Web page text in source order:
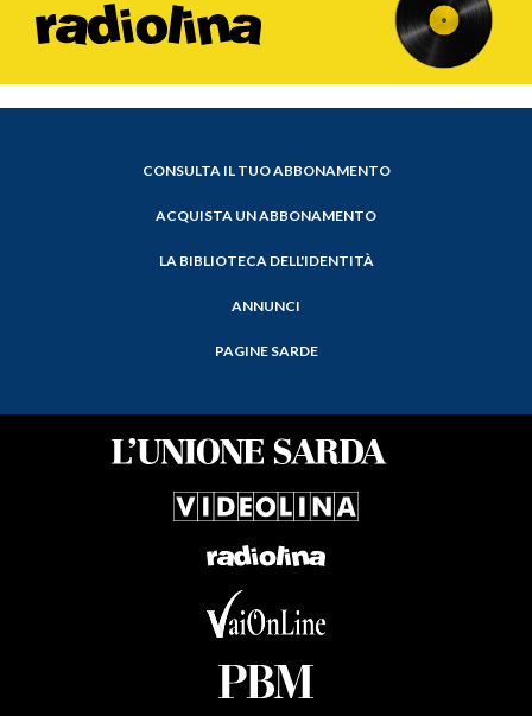
CONSULTA IL TUO ABBONAMENTO
ACQUISTA UN ABBONAMENTO
LA BIBLIOTECA DELL'IDENTITÀ
ANNUNCI
PAGINE SARDE